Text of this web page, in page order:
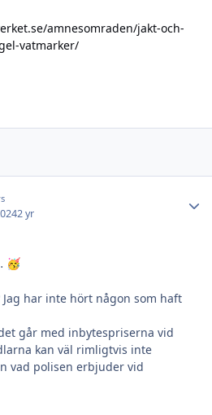
amnesomraden/jakt-och-
vatmarker/
2 yr
🥳
har inte hört någon som haft
går med inbytespriserna vid
kan väl rimligtvis inte
vad polisen erbjuder vid